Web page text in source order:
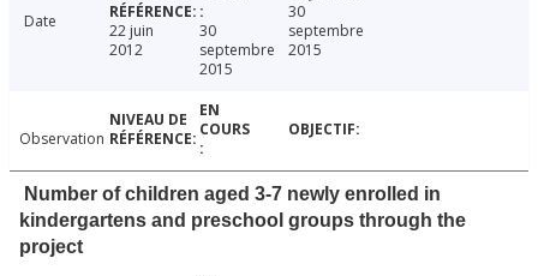
Date
22 juin
2012
30
septembre
2015
30
septembre
2015
Observation
Number of children aged 3-7 newly enrolled in
kindergartens and preschool groups through the
project